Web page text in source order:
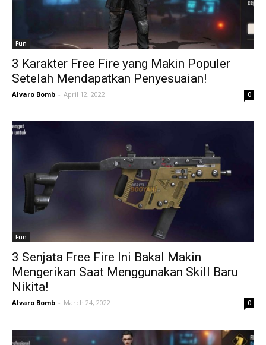
Fun
3 Karakter Free Fire yang Makin Populer
Setelah Mendapatkan Penyesuaian!
Alvaro Bomb - April 12, 2022 0
Fun
3 Senjata Free Fire Ini Bakal Makin
Mengerikan Saat Menggunakan Skill Baru
Nikita!
Alvaro Bomb - March 24, 2022 0